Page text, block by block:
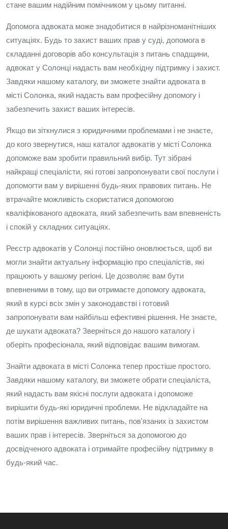
стане вашим надійним помічником у цьому питанні.
Допомога адвоката може знадобитися в найрізноманітніших
ситуаціях. Будь то захист ваших прав у суді, допомога в
складанні договорів або консультація з питань спадщини,
адвокат у Солонці надасть вам необхідну підтримку і захист.
Завдяки нашому каталогу, ви зможете знайти адвоката в
місті Солонка, який надасть вам професійну допомогу і
забезпечить захист ваших інтересів.
Якщо ви зіткнулися з юридичними проблемами і не знаєте,
до кого звернутися, наш каталог адвокатів у місті Солонка
допоможе вам зробити правильний вибір. Тут зібрані
найкращі спеціалісти, які готові запропонувати свої послуги і
допомогти вам у вирішенні будь-яких правових питань. Не
втрачайте можливість скористатися допомогою
кваліфікованого адвоката, який забезпечить вам впевненість
і спокій у складних ситуаціях.
Реєстр адвокатів у Солонці постійно оновлюється, щоб ви
могли знайти актуальну інформацію про спеціалістів, які
працюють у вашому регіоні. Це дозволяє вам бути
впевненими в тому, що ви отримаєте допомогу адвоката,
який в курсі всіх змін у законодавстві і готовий
запропонувати вам найбільш ефективні рішення. Не знаєте,
де шукати адвоката? Зверніться до нашого каталогу і
оберіть професіонала, який відповідає вашим вимогам.
Знайти адвоката в місті Солонка тепер простіше простого.
Завдяки нашому каталогу, ви зможете обрати спеціаліста,
який надасть вам якісні послуги адвоката і допоможе
вирішити будь-які юридичні проблеми. Не відкладайте на
потім вирішення важливих питань, пов'язаних із захистом
ваших прав і інтересів. Зверніться за допомогою до
досвідченого адвоката і отримайте професійну підтримку в
будь-який час.